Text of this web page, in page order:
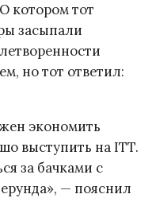
котором тот
засыпали
но тот ответил:
экономить
выступить на ITT.
за бачками с
— пояснил